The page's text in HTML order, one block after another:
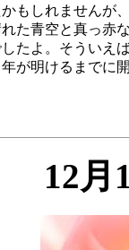
もしれませんが
た青空と真っ赤
したよ。そういえ
12月